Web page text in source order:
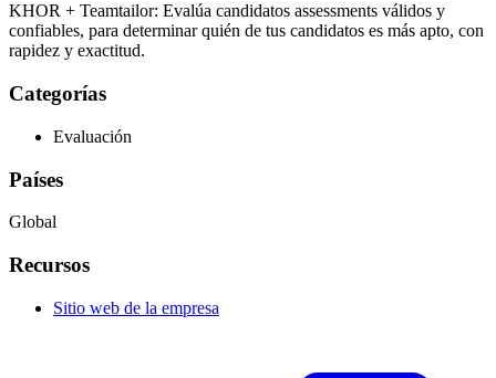
KHOR + Teamtailor: Evalúa candidatos assessments válidos y
confiables, para determinar quién de tus candidatos es más apto, con
rapidez y exactitud.
Categorías
Evaluación
Países
Global
Recursos
Sitio web de la empresa